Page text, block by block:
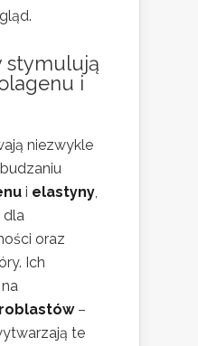
stymulują
i
niezwykle
i elastyny
dla
oraz
Ich
–
te